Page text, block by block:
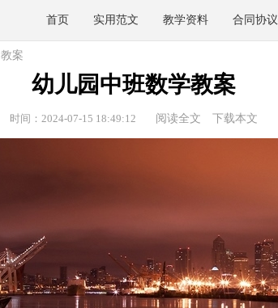
首页 实用范文 教学资料 合同协议
教案
幼儿园中班数学教案
时间：2024-07-15 18:49:12 阅读全文 下载本文